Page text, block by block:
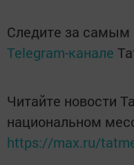
Следите за
Telegram-канале
Читайте новости
национальном
https://max.ru/